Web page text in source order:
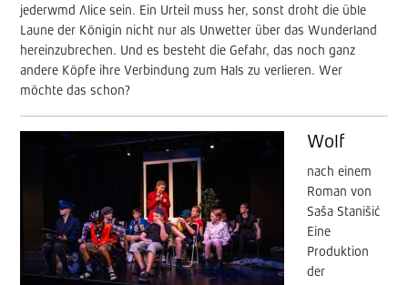
jederwmd Alice sein. Ein Urteil muss her, sonst droht die üble
Laune der Königin nicht nur als Unwetter über das Wunderland
hereinzubrechen. Und es besteht die Gefahr, das noch ganz
andere Köpfe ihre Verbindung zum Hals zu verlieren. Wer
möchte das schon?
Wolf
nach einem
Roman von
Saša Stanišić
Eine
Produktion
der